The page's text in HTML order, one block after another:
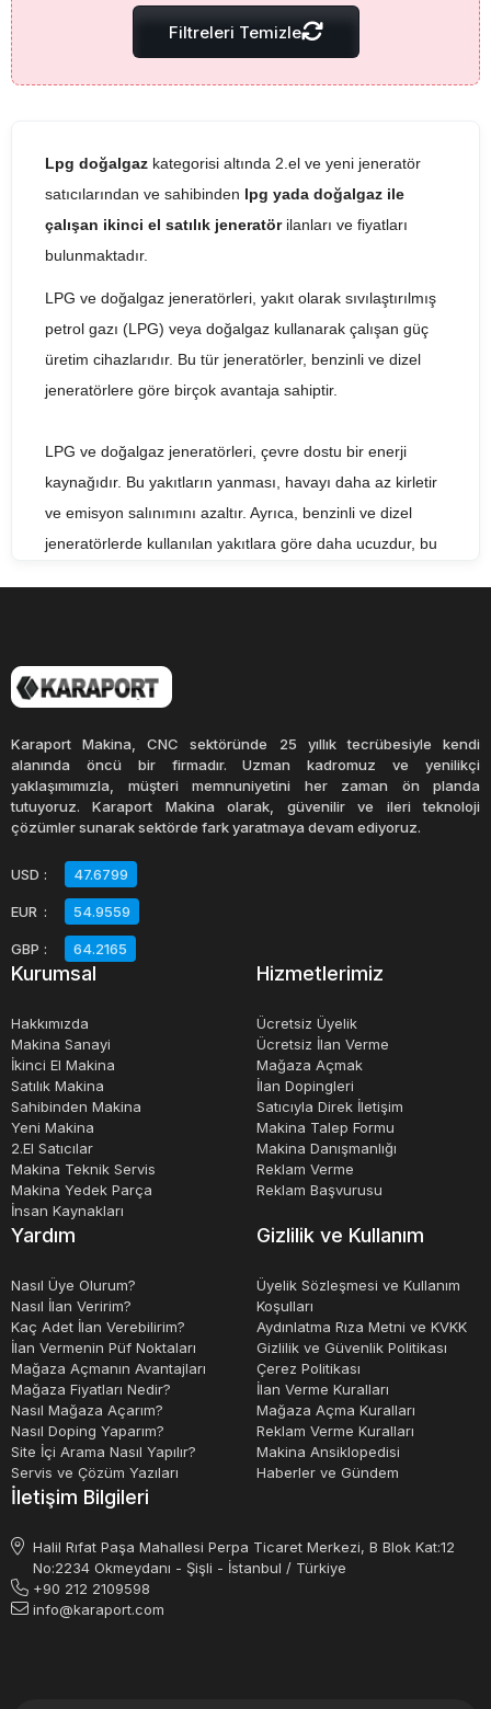
Filtreleri Temizle
Lpg doğalgaz kategorisi altında 2.el ve yeni jeneratör
satıcılarından ve sahibinden lpg yada doğalgaz ile
çalışan ikinci el satılık jeneratörilanları ve fiyatları
bulunmaktadır.
LPG ve doğalgaz jeneratörleri, yakıt olarak sıvılaştırılmış
petrol gazı (LPG) veya doğalgaz kullanarak çalışan güç
üretim cihazlarıdır. Bu tür jeneratörler, benzinli ve dizel
jeneratörlere göre birçok avantaja sahiptir.
LPG ve doğalgaz jeneratörleri, çevre dostu bir enerji
kaynağıdır. Bu yakıtların yanması, havayı daha az kirletir
ve emisyon salınımını azaltır. Ayrıca, benzinli ve dizel
jeneratörlerde kullanılan yakıtlara göre daha ucuzdur, bu
de bilinir. Bu tür jeneratörler, diğer jeneratörlere göre
daha az gürültü çıkarır. Bu özellikleri nedeniyle,
tercih edilir.
LPG ve doğalgaz jeneratörleri, yüksek verimlilikleriyle de
göre daha az yakıt tüketir ve daha uzun süre çalışır.
Ayrıca, bu jeneratörlerin bakım ve onarımı daha kolaydır.
LPG ve doğalgaz jeneratörleri, farklı güç kapasitelerinde
jeneratörlerinden büyük sanayi jeneratörlerine kadar farklı
kullanım alanları için tasarlanmıştır.
Ancak, LPG ve doğalgaz jeneratörleri de bazı
dezavantajlara sahiptir. Örneğin, bu jeneratörler, benzinli
ve dizel jeneratörlere göre daha az yaygın kullanıldığı
için, servis ve yedek parça bulunması bazen zor olabilir.
zor ve maliyetli olabilir.
Sonuç olarak, LPG ve doğalgaz jeneratörleri, çevre dostu
ve ekonomik bir güç üretim seçeneği olarak görülür. Bu
jeneratörler, sessiz, verimli ve farklı güç kapasitelerinde
mevcuttur. Ancak, servis ve yedek parça bulunabilirliği ve
kurulum maliyetleri gibi bazı dezavantajlar da vardır.
Karaport Makina, CNC sektöründe 25 yıllık tecrübesiyle kendi
alanında öncü bir firmadır. Uzman kadromuz ve yenilikçi
yaklaşımımızla, müşteri memnuniyetini her zaman ön planda
tutuyoruz. Karaport Makina olarak, güvenilir ve ileri teknoloji
çözümler sunarak sektörde fark yaratmaya devam ediyoruz.
USD : 47.6799
EUR : 54.9559
GBP : 64.2165
Kurumsal
Hakkımızda
Makina Sanayi
İkinci El Makina
Satılık Makina
Sahibinden Makina
Yeni Makina
2.El Satıcılar
Makina Teknik Servis
Makina Yedek Parça
İnsan Kaynakları
Hizmetlerimiz
Ücretsiz Üyelik
Ücretsiz İlan Verme
Mağaza Açmak
İlan Dopingleri
Satıcıyla Direk İletişim
Makina Talep Formu
Makina Danışmanlığı
Reklam Verme
Reklam Başvurusu
Yardım
Nasıl Üye Olurum?
Nasıl İlan Veririm?
Kaç Adet İlan Verebilirim?
İlan Vermenin Püf Noktaları
Mağaza Açmanın Avantajları
Mağaza Fiyatları Nedir?
Nasıl Mağaza Açarım?
Nasıl Doping Yaparım?
Site İçi Arama Nasıl Yapılır?
Servis ve Çözüm Yazıları
Gizlilik ve Kullanım
Üyelik Sözleşmesi ve Kullanım
Koşulları
Aydınlatma Rıza Metni ve KVKK
Gizlilik ve Güvenlik Politikası
Çerez Politikası
İlan Verme Kuralları
Mağaza Açma Kuralları
Reklam Verme Kuralları
Makina Ansiklopedisi
Haberler ve Gündem
İletişim Bilgileri
Halil Rıfat Paşa Mahallesi Perpa Ticaret Merkezi, B Blok Kat:12
No:2234 Okmeydanı - Şişli - İstanbul / Türkiye
+90 212 2109598
info@karaport.com